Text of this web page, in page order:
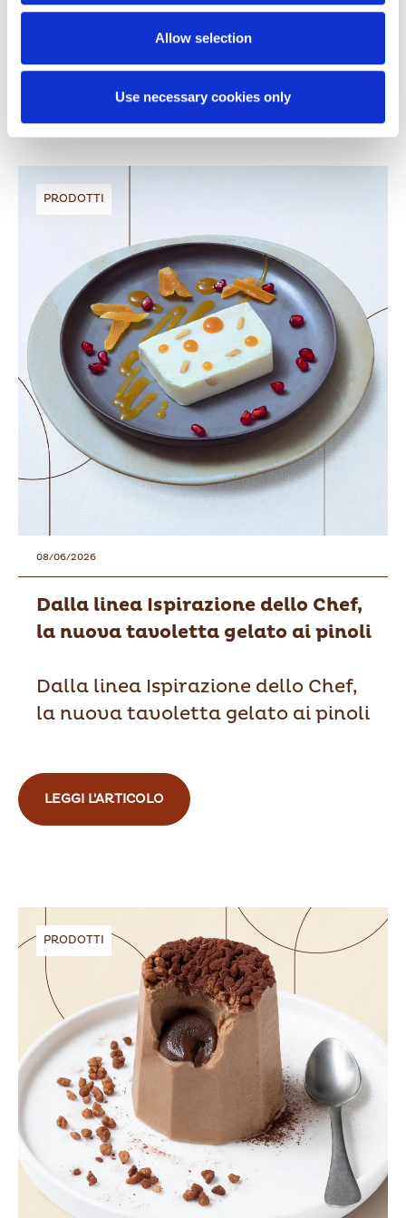
authorization to store and access cookies on your
device.
Allow selection
Use necessary cookies only
PRODOTTI
08/06/2026
Dalla linea Ispirazione dello Chef,
la nuova tavoletta gelato ai pinoli
Dalla linea Ispirazione dello Chef,
la nuova tavoletta gelato ai pinoli
LEGGI L'ARTICOLO
PRODOTTI